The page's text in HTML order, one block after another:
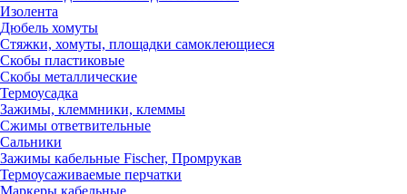
Изолента
Дюбель хомуты
Стяжки, хомуты, площадки самоклеющиеся
Скобы пластиковые
Скобы металлические
Термоусадка
Зажимы, клеммники, клеммы
Сжимы ответвительные
Сальники
Зажимы кабельные Fischer, Промрукав
Термоусаживаемые перчатки
Маркеры кабельные